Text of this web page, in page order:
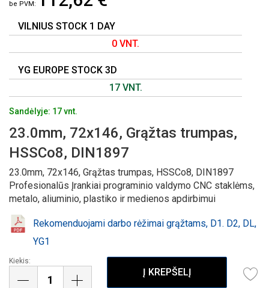
PRADŽIĄ
VILNIUS STOCK 1 DAY
0 VNT.
YG EUROPE STOCK 3D
17 VNT.
Sandėlyje: 17 vnt.
23.0mm, 72x146, Grąžtas trumpas,
HSSCo8, DIN1897
23.0mm, 72x146, Grąžtas trumpas, HSSCo8, DIN1897
Profesionalūs Įrankiai programinio valdymo CNC staklėms,
metalo, aliuminio, plastiko ir medienos apdirbimui
Rekomenduojami darbo rėžimai grąžtams, D1. D2, DL,
YG1
Kiekis:
Į KREPŠELĮ